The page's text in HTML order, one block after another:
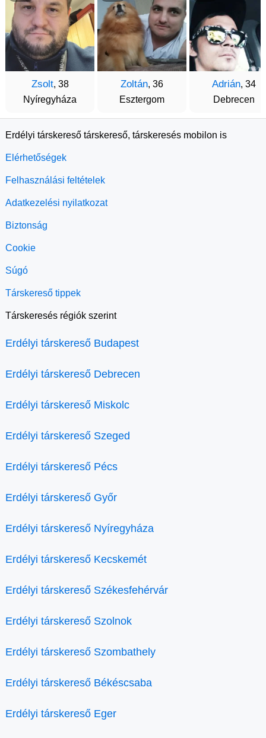
Zsolt, 38
Nyíregyháza
Zoltán, 36
Esztergom
Adrián, 34
Debrecen
Erdélyi társkereső társkereső, társkeresés mobilon is
Elérhetőségek
Felhasználási feltételek
Adatkezelési nyilatkozat
Biztonság
Cookie
Súgó
Társkereső tippek
Társkeresés régiók szerint
Erdélyi társkereső Budapest
Erdélyi társkereső Debrecen
Erdélyi társkereső Miskolc
Erdélyi társkereső Szeged
Erdélyi társkereső Pécs
Erdélyi társkereső Győr
Erdélyi társkereső Nyíregyháza
Erdélyi társkereső Kecskemét
Erdélyi társkereső Székesfehérvár
Erdélyi társkereső Szolnok
Erdélyi társkereső Szombathely
Erdélyi társkereső Békéscsaba
Erdélyi társkereső Eger